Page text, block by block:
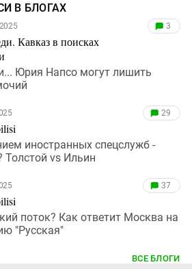
В БЛОГАХ
Кавказ в поисках
3
Юрия Напсо могут лишить
29
иностранных спецслужб -
Толстой vs Ильин
37
поток? Как ответит Москва на
"Русская"
ВСЕ БЛОГИ